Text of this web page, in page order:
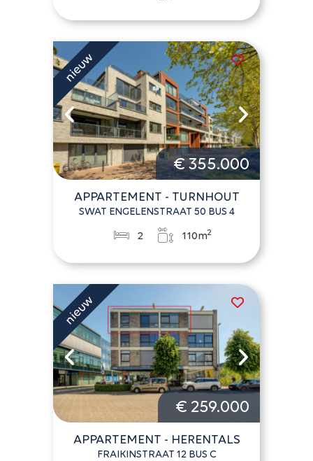
€ 355.000
APPARTEMENT - TURNHOUT
SWAT ENGELENSTRAAT 50 BUS 4
2 110m2
€ 259.000
APPARTEMENT - HERENTALS
FRAIKINSTRAAT 12 BUS C